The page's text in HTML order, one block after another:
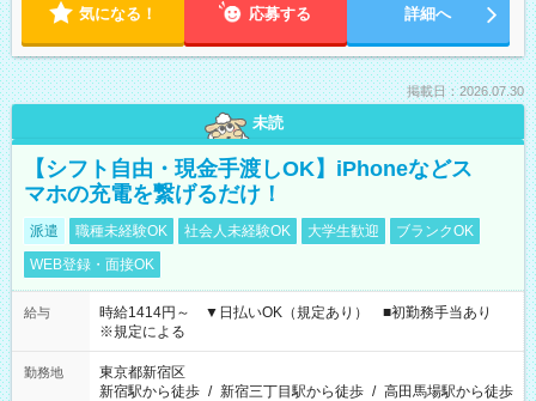
気になる！ 応募する 詳細へ
掲載日：2026.07.30
未読
【シフト自由・現金手渡しOK】iPhoneなどス
マホの充電を繋げるだけ！
派遣 職種未経験OK 社会人未経験OK 大学生歓迎
ブランクOK
WEB登録・面接OK
給与
時給1414円～ ▼日払いOK（規定あり） ■初勤務手当あり
※規定による
勤務地
東京都新宿区
新宿駅から徒歩 / 新宿三丁目駅から徒歩 / 高田馬場駅から徒歩